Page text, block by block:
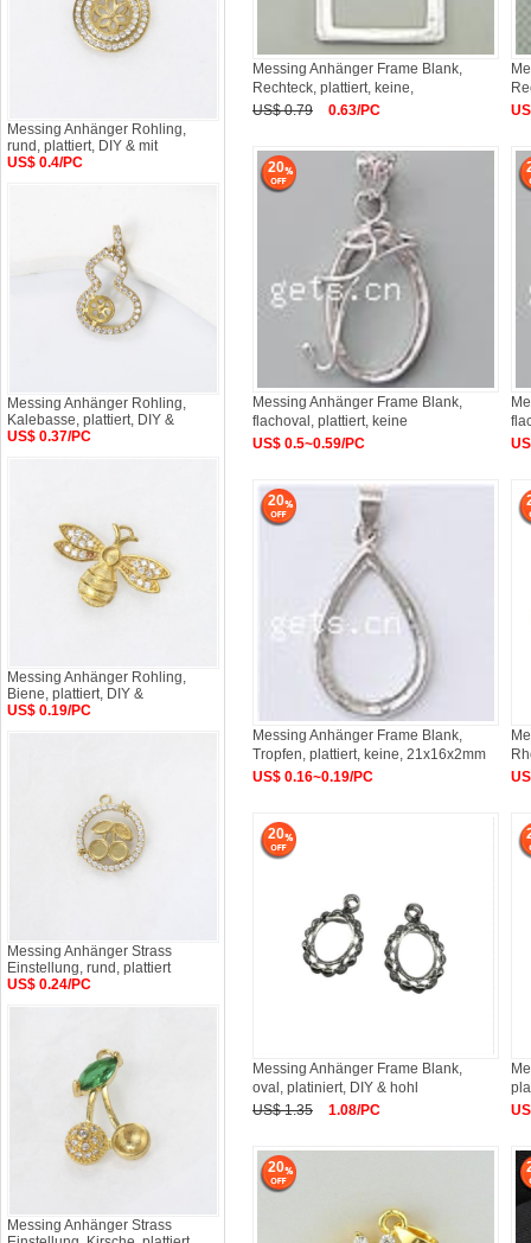
Messing Anhänger Frame Blank,
Rechteck, plattiert, keine,
42x33x4mm
US$ 0.79 0.63/PC
20
Messing Anhänger Frame Blank,
flachoval, plattiert, keine
US$ 0.5~0.59/PC
20
Messing Anhänger Frame Blank,
Tropfen, plattiert, keine, 21x16x2mm
US$ 0.16~0.19/PC
20
Messing Anhänger Frame Blank,
oval, platiniert, DIY & hohl
US$ 1.35
1.08/PC
20
Messing Anhänger Rohling,
rund, plattiert, DIY & mit
US$ 0.4/PC
Messing Anhänger Rohling,
Kalebasse, plattiert, DIY &
US$ 0.37/PC
Messing Anhänger Rohling,
Biene, plattiert, DIY &
US$ 0.19/PC
Messing Anhänger Strass
Einstellung, rund, plattiert
US$ 0.24/PC
Messing Anhänger Strass